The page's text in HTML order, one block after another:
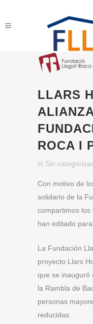
LLARS
ROCA I
in Sin categorizar
Con motivo de
solidario de la
compartimos los
han editado
La Fundación
proyecto Llars
que se inauguró
la Rambla de
personas
reducidas.